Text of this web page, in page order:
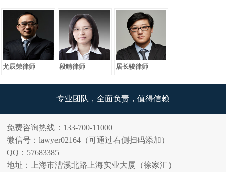
尤辰荣律师 段晴律师 居长骏律师
专业团队，全面负责，值得信赖
免费咨询热线：133-700-11000
微信号：lawyer02164（可通过右侧扫码添加）
QQ：57683385
地址：上海市漕溪北路上海实业大厦（徐家汇）